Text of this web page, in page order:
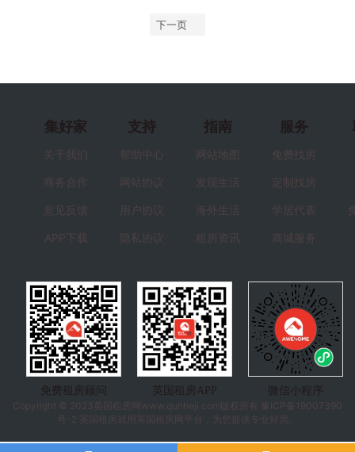
下一页
集好家
关于我们
商务合作
意见反馈
APP下载
支持
帮助中心
网站协议
用户协议
隐私协议
指南
网站地图
发现生活
海外生活
租房资讯
服务
免费找房
定制找房
学居代表
商城服务
免费租房顾问 英国租房APP
微信小程序
Copyright © 2023 英国租房 网www.qunheji.com版权所有
豫ICP备19007390
号-2 英国租房就用英国租房网平台，为您提供专业好房。